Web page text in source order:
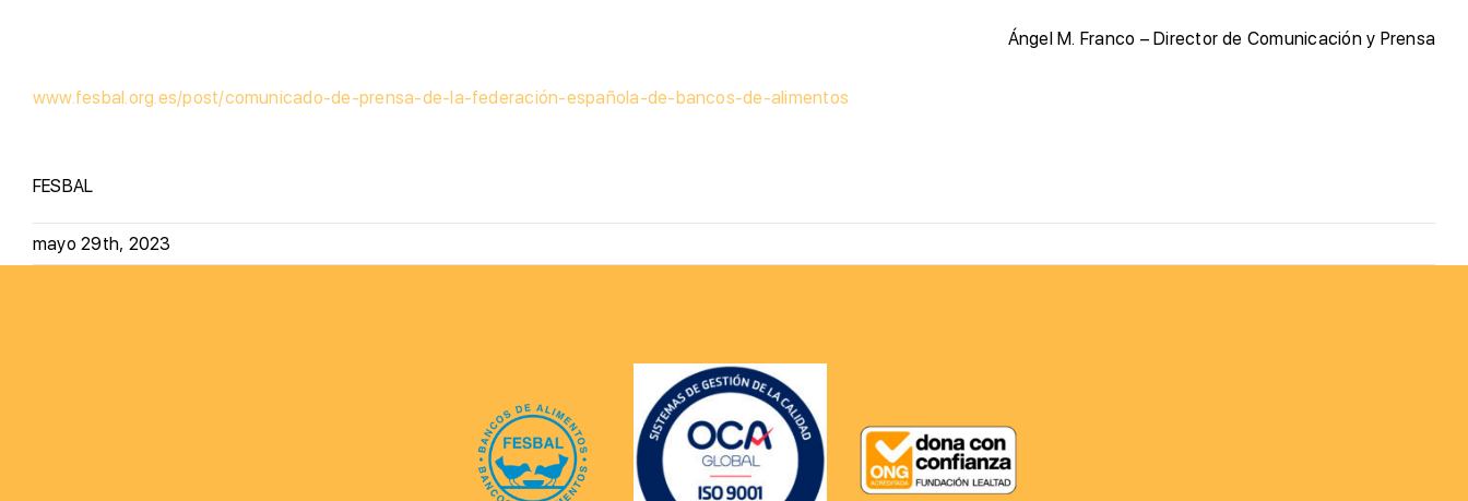
Ángel M. Franco – Director de Comunicación y Prensa
www.fesbal.org.es/post/comunicado-de-prensa-de-la-federación-española-de-bancos-de-alimentos
FESBAL
mayo 29th, 2023